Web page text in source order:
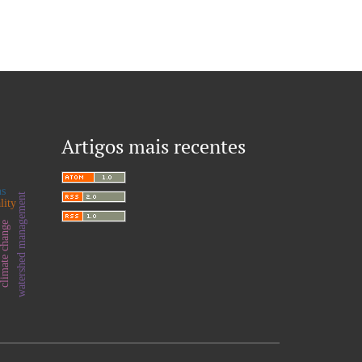
climate changewatershed management
Artigos mais recentes